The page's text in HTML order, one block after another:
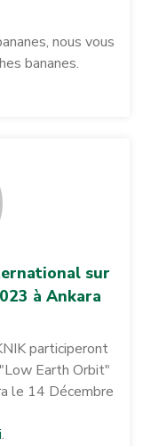
nous vous
bananes.
sur
à Ankara
participeront
Earth Orbit"
le 14 Décembre
.